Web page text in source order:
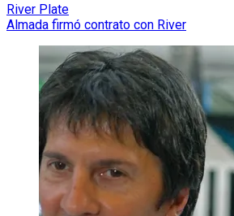
River Plate
Almada firmó contrato con River